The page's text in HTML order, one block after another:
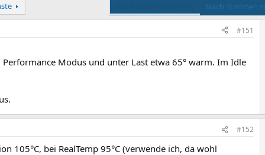
Nach Stimmen
#151
Modus und unter Last etwa 65° warm. Im Idle
#152
105°C, bei RealTemp 95°C (verwende ich, da wohl